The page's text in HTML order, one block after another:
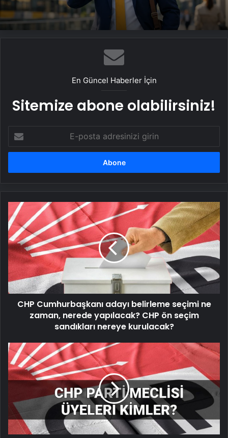
En Güncel Haberler İçin
Sitemize abone olabilirsiniz!
posta
adresinizi
CHP
Cumhurbaşkanı
adayı
belirleme
seçimi
ne
nerede
yapılacak?
CHP
nereye
kurulacak?
CHP Cumhurbaşkanı adayı belirleme seçimi ne
zaman, nerede yapılacak? CHP ön seçim
sandıkları nereye kurulacak?
CHP
Parti
Meclisi
üyeleri
kimler?
CHP
Parti
Meclisi